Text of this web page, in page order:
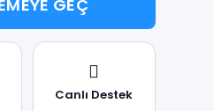
GEÇ
Canlı Destek